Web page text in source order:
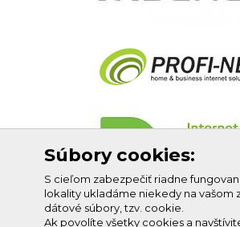
Súbory cookies:
S cieľom zabezpečiť riadne
lokality ukladáme niekedy na vašom
dátové súbory, tzv. cookie.
Ak povolíte všetky cookies a